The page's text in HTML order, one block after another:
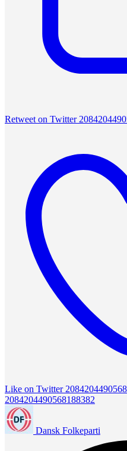
Retweet on Twitter
Like on Twitter
2084204490568188382
Dansk Folkeparti